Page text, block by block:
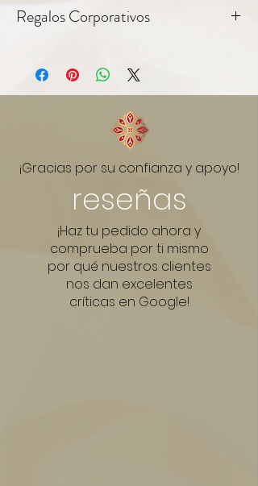
Regalos Corporativos
tag personalizable — ideal para
Link do WhatsApp:
¡Gracias por su confianza y apoyo!
reseñas
¡Haz tu pedido ahora y
comprueba por ti mismo
por qué nuestros clientes
nos dan excelentes
críticas en Google!